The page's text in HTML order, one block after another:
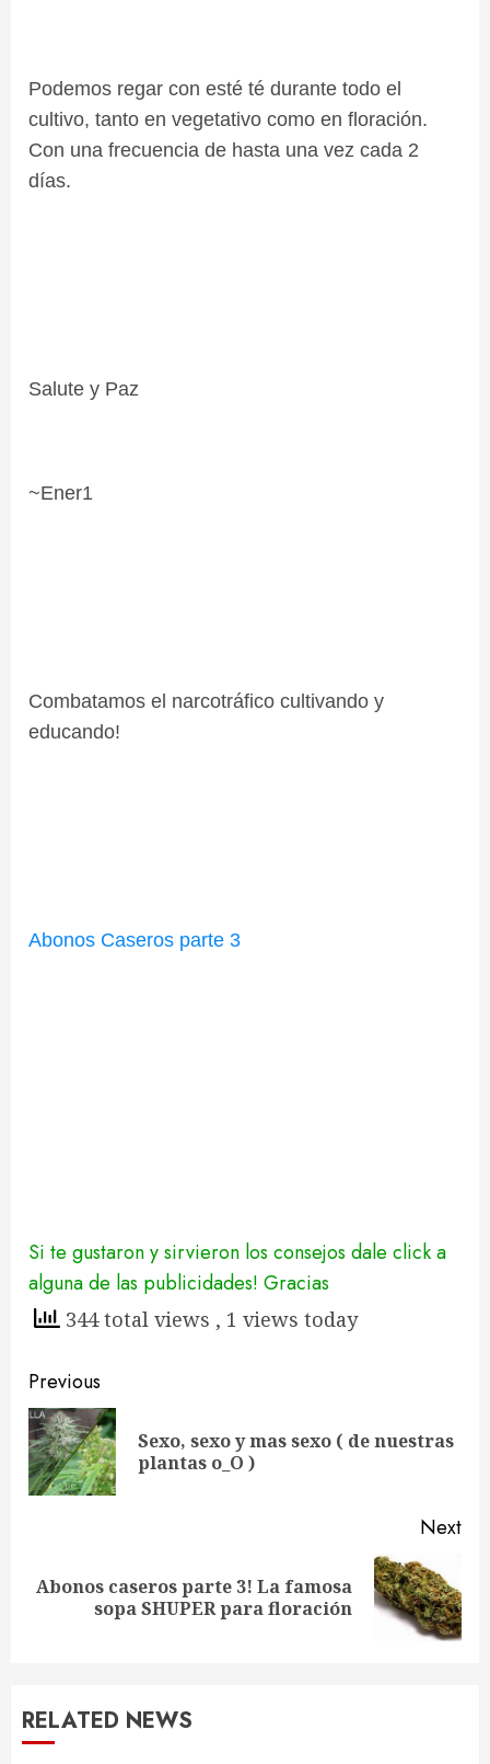
Podemos regar con esté té durante todo el
cultivo, tanto en vegetativo como en floración.
Con una frecuencia de hasta una vez cada 2
días.
Salute y Paz
~Ener1
Combatamos el narcotráfico cultivando y
educando!
Abonos Caseros parte 3
Si te gustaron y sirvieron los consejos dale click a
alguna de las publicidades! Gracias
344 total views , 1 views today
Continue
Reading
Previous
Sexo, sexo y mas sexo ( de nuestras
plantas o_O )
Next
Next
Abonos caseros parte 3! La famosa
sopa SHUPER para floración
RELATED NEWS